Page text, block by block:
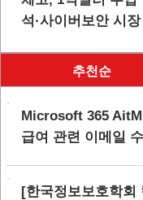
석·사이버보안 시장
추천순
Microsoft 365
급여 관련 이메일
[한국정보보호학회